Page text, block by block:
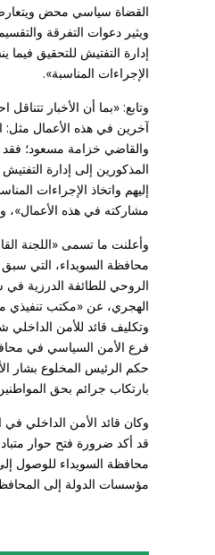
القضاة سياسي محض
ويثير دعوات التفرقة
إدارة التفتيش للتحقيق فيما
الإجراءات المناسبة».
وتابع: «بما أن الأخبار
آخرين في هذه الأعمال
والقاضي خزامة مسعود؛ فقد
المذكورين إلى إدارة
إليهم واتخاذ الإجراءات
مشاركته في هذه الأعمال»،
وأعلنت ما تسمى «اللجنة
محافظة السويداء، التي
الروحي للطائفة الدرزية
الهجري، عن «مكتب تنفيذي
وتكليف قائد للأمن
فرع الأمن السياسي في
حكم الرئيس المخلوع بشار
بارتكاب جرائم بحق
وكان قائد الأمن الداخلي في
قد أكد ضرورة فتح حوار
محافظة السويداء للوصول
مؤسسات الدولة إلى